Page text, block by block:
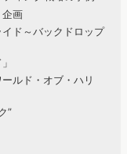
企画
ド～バックドロップ
ルド・オブ・ハリ
”